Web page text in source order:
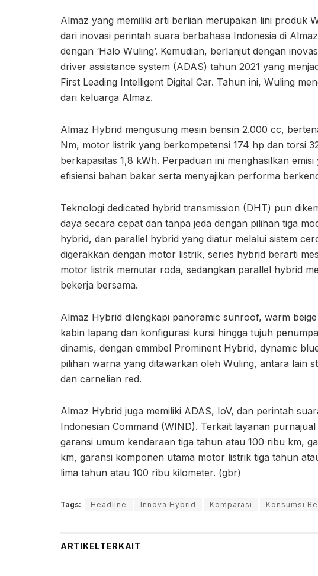
Almaz yang memiliki arti berlian merupakan lini produk
dari inovasi perintah suara berbahasa Indonesia di
dengan ‘Halo Wuling’. Kemudian, berlanjut dengan
driver assistance system (ADAS) tahun 2021 yang
First Leading Intelligent Digital Car. Tahun ini, Wuling
dari keluarga Almaz.
Almaz Hybrid mengusung mesin bensin 2.000 cc,
Nm, motor listrik yang berkompetensi 174 hp dan torsi
berkapasitas 1,8 kWh. Perpaduan ini menghasilkan
efisiensi bahan bakar serta menyajikan performa
Teknologi dedicated hybrid transmission (DHT) pun
daya secara cepat dan tanpa jeda dengan pilihan tiga
hybrid, dan parallel hybrid yang diatur melalui sistem
digerakkan dengan motor listrik, series hybrid berarti
motor listrik memutar roda, sedangkan parallel hybrid
bekerja bersama.
Almaz Hybrid dilengkapi panoramic sunroof, warm
kabin lapang dan konfigurasi kursi hingga tujuh
dinamis, dengan emmbel Prominent Hybrid, dynamic
pilihan warna yang ditawarkan oleh Wuling, antara lain
dan carnelian red.
Almaz Hybrid juga memiliki ADAS, IoV, dan perintah
Indonesian Command (WIND). Terkait layanan
garansi umum kendaraan tiga tahun atau 100 ribu km,
km, garansi komponen utama motor listrik tiga tahun
lima tahun atau 100 ribu kilometer. (gbr)
Tags: Headline Innova Hybrid Komparasi Konsumsi
ARTIKELTERKAIT